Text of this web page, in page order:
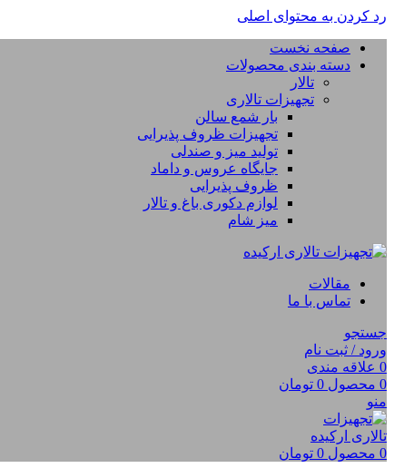
رد کردن به محتوای اصلی
صفحه نخست
دسته بندی محصولات
تالار
تجهیزات تالاری
بار شمع سالن
تجهیزات ظروف پذیرایی
تولید میز و صندلی
جایگاه عروس و داماد
ظروف پذیرایی
لوازم دکوری باغ و تالار
میز شام
مقالات
تماس با ما
جستجو
ورود / ثبت نام
0 علاقه مندی
0 محصول 0 تومان
منو
0 محصول 0 تومان